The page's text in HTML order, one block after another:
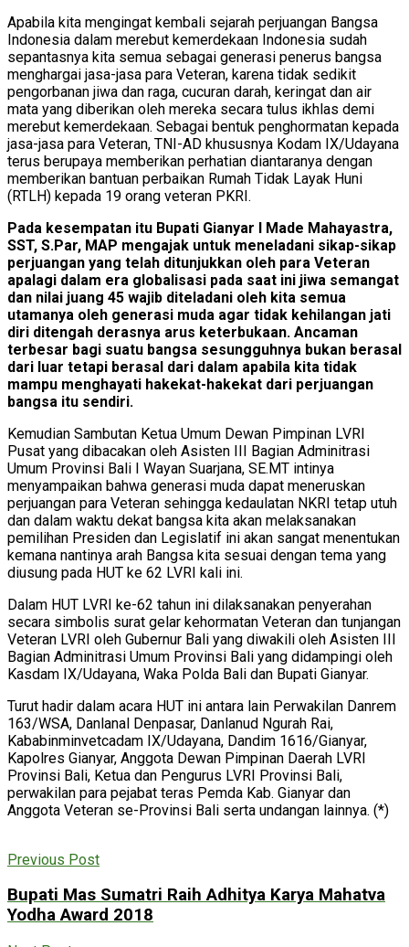
Apabila kita mengingat kembali sejarah perjuangan Bangsa
Indonesia dalam merebut kemerdekaan Indonesia sudah
sepantasnya kita semua sebagai generasi penerus bangsa
menghargai jasa-jasa para Veteran, karena tidak sedikit
pengorbanan jiwa dan raga, cucuran darah, keringat dan air
mata yang diberikan oleh mereka secara tulus ikhlas demi
merebut kemerdekaan. Sebagai bentuk penghormatan kepada
jasa-jasa para Veteran, TNI-AD khususnya Kodam IX/Udayana
terus berupaya memberikan perhatian diantaranya dengan
memberikan bantuan perbaikan Rumah Tidak Layak Huni
(RTLH) kepada 19 orang veteran PKRI.
Pada kesempatan itu Bupati Gianyar I Made Mahayastra,
SST, S.Par, MAP mengajak untuk meneladani sikap-sikap
perjuangan yang telah ditunjukkan oleh para Veteran
apalagi dalam era globalisasi pada saat ini jiwa semangat
dan nilai juang 45 wajib diteladani oleh kita semua
utamanya oleh generasi muda agar tidak kehilangan jati
diri ditengah derasnya arus keterbukaan. Ancaman
terbesar bagi suatu bangsa sesungguhnya bukan berasal
dari luar tetapi berasal dari dalam apabila kita tidak
mampu menghayati hakekat-hakekat dari perjuangan
bangsa itu sendiri.
Kemudian Sambutan Ketua Umum Dewan Pimpinan LVRI
Pusat yang dibacakan oleh Asisten III Bagian Adminitrasi
Umum Provinsi Bali I Wayan Suarjana, SE.MT intinya
menyampaikan bahwa generasi muda dapat meneruskan
perjuangan para Veteran sehingga kedaulatan NKRI tetap utuh
dan dalam waktu dekat bangsa kita akan melaksanakan
pemilihan Presiden dan Legislatif ini akan sangat menentukan
kemana nantinya arah Bangsa kita sesuai dengan tema yang
diusung pada HUT ke 62 LVRI kali ini.
Dalam HUT LVRI ke-62 tahun ini dilaksanakan penyerahan
secara simbolis surat gelar kehormatan Veteran dan tunjangan
Veteran LVRI oleh Gubernur Bali yang diwakili oleh Asisten III
Bagian Adminitrasi Umum Provinsi Bali yang didampingi oleh
Kasdam IX/Udayana, Waka Polda Bali dan Bupati Gianyar.
Turut hadir dalam acara HUT ini antara lain Perwakilan Danrem
163/WSA, Danlanal Denpasar, Danlanud Ngurah Rai,
Kababinminvetcadam IX/Udayana, Dandim 1616/Gianyar,
Kapolres Gianyar, Anggota Dewan Pimpinan Daerah LVRI
Provinsi Bali, Ketua dan Pengurus LVRI Provinsi Bali,
perwakilan para pejabat teras Pemda Kab. Gianyar dan
Anggota Veteran se-Provinsi Bali serta undangan lainnya. (*)
Previous Post
Bupati Mas Sumatri Raih Adhitya Karya Mahatva
Yodha Award 2018